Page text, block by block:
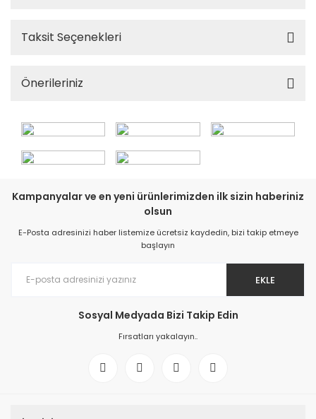
Taksit Seçenekleri
Önerileriniz
Kampanyalar ve en yeni ürünlerimizden ilk sizin haberiniz
olsun
E-Posta adresinizi haber listemize ücretsiz kaydedin, bizi takip etmeye
başlayın
EKLE
Sosyal Medyada Bizi Takip Edin
Fırsatları yakalayın..